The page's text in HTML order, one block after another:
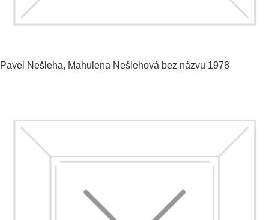
Pavel Nešleha, Mahulena Nešlehová bez názvu 1978